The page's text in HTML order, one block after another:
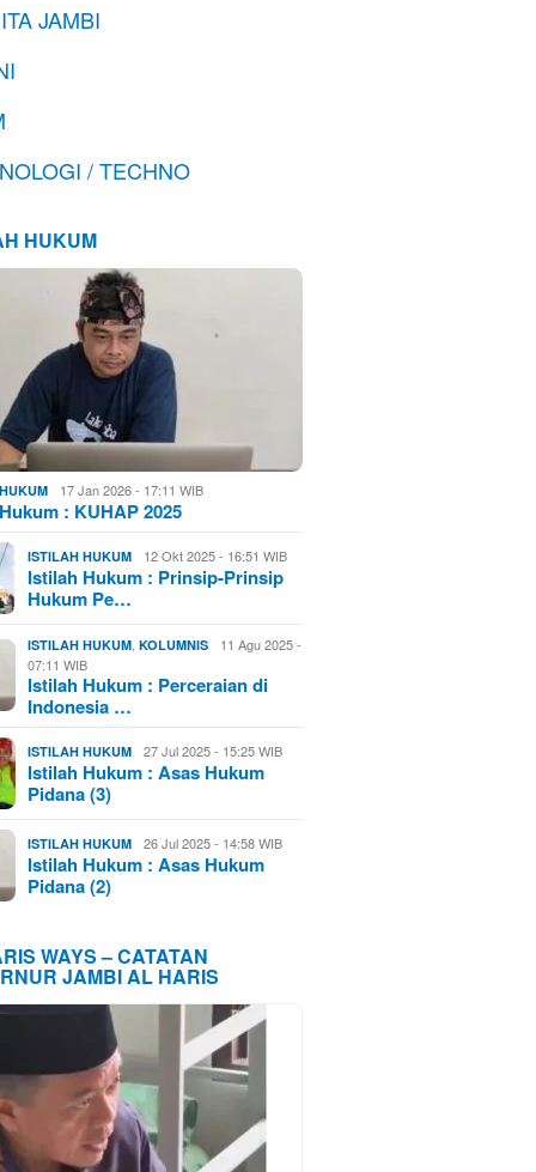
JAMBI
/ TECHNO
HUKUM
17 Jan 2026 - 17:11 WIB
: KUHAP 2025
ISTILAH HUKUM 12 Okt 2025 - 16:51 WIB
Istilah Hukum : Prinsip-Prinsip
Hukum Pe…
ISTILAH HUKUM ,KOLUMNIS
11 Agu 2025 -
07:11 WIB
Istilah Hukum : Perceraian di
Indonesia …
ISTILAH HUKUM 27 Jul 2025 - 15:25 WIB
Istilah Hukum : Asas Hukum
Pidana (3)
ISTILAH HUKUM 26 Jul 2025 - 14:58 WIB
Istilah Hukum : Asas Hukum
Pidana (2)
WAYS – CATATAN
JAMBI AL HARIS